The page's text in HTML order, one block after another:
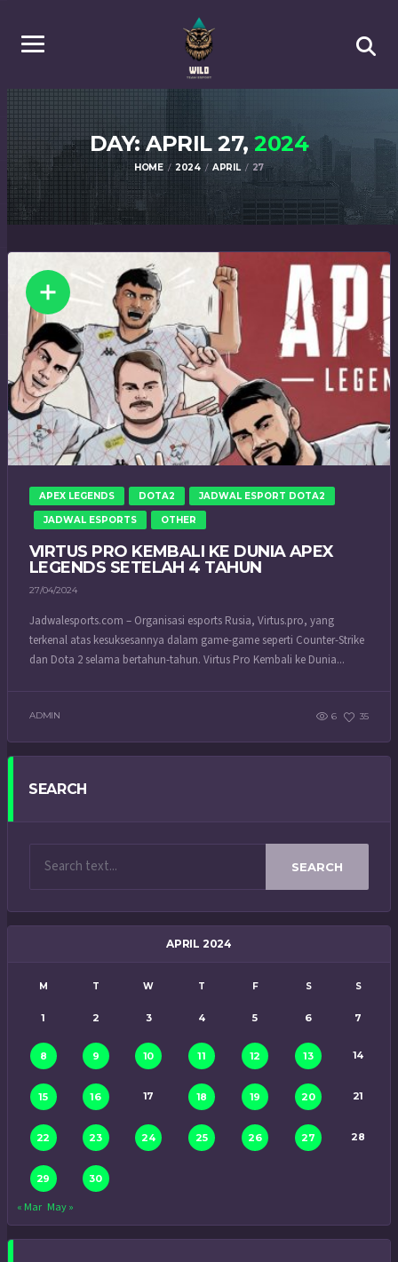
DAY: APRIL 27,2024
HOME 2024 APRIL 27
APEX LEGENDS DOTA2 JADWAL ESPORT DOTA2
JADWAL ESPORTS OTHER
VIRTUS PRO KEMBALI KE DUNIA APEX
LEGENDS SETELAH 4 TAHUN
27/04/2024
Jadwalesports.com – Organisasi esports Rusia, Virtus.pro, yang
terkenal atas kesuksesannya dalam game-game seperti Counter-Strike
dan Dota 2 selama bertahun-tahun. Virtus Pro Kembali ke Dunia...
ADMIN 6 35
SEARCH
SEARCH
APRIL 2024
M T W T F S S
1 2 3 4 5 6 7
8 9 10 11 12 13 14
15 16 17 18 19 20 21
22 23 24 25 26 27 28
29 30
« Mar May »